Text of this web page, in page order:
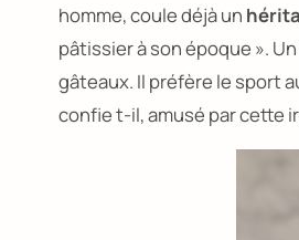
homme, coule déjà un
pâtissier à son époque ».
gâteaux. Il préfère le sport
confie t-il, amusé par cette